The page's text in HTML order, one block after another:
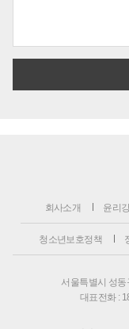
회사소개 윤리
청소년보호정책
서울특별시 성
대표전화 :